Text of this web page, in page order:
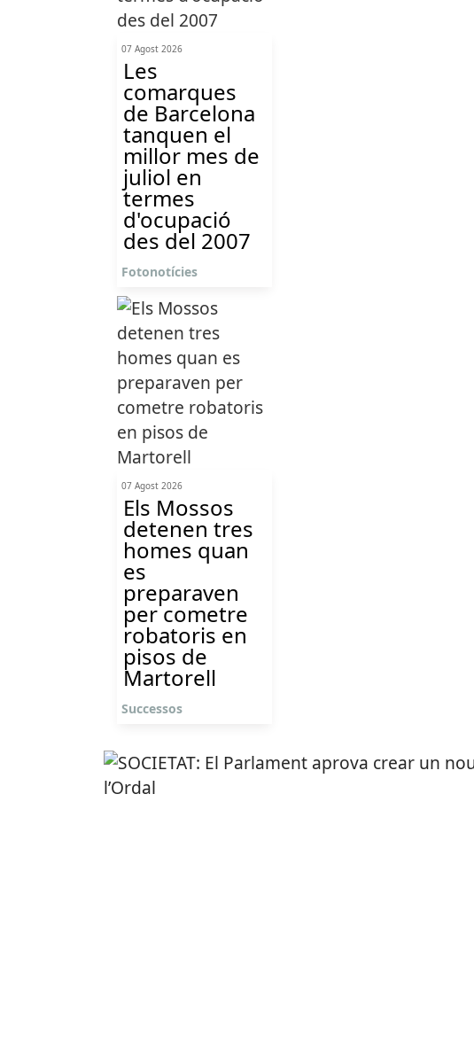
07 Agost 2026
Les
comarques
de Barcelona
tanquen el
millor mes de
juliol en
termes
d'ocupació
des del 2007
Fotonotícies
07 Agost 2026
Els Mossos
detenen tres
homes quan
es
preparaven
per cometre
robatoris en
pisos de
Martorell
Successos